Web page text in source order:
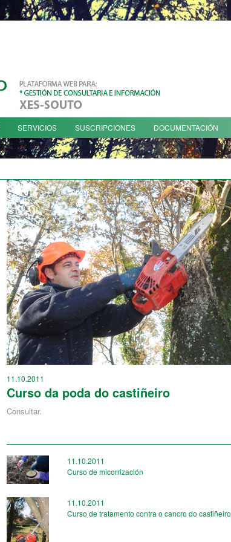
SERVICIOS SUSCRIPCIONES DOCUMENTACIÓN
11.10.2011
Curso da poda do castiñeiro
Consultar.
11.10.2011
Curso de micorrización
11.10.2011
Curso de tratamento contra o cancro do castiñeiro